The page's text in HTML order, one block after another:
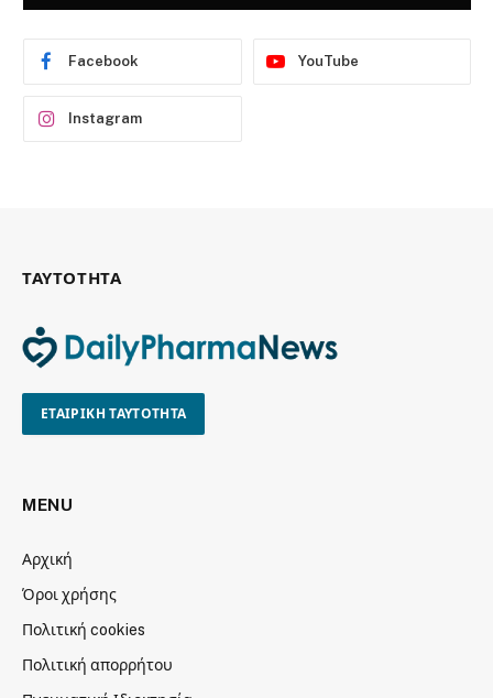
Facebook YouTube
Instagram
ΤΑΥΤΟΤΗΤΑ
ΕΤΑΙΡΙΚΗ ΤΑΥΤΟΤΗΤΑ
MENU
Αρχική
Όροι χρήσης
Πολιτική cookies
Πολιτική απορρήτου